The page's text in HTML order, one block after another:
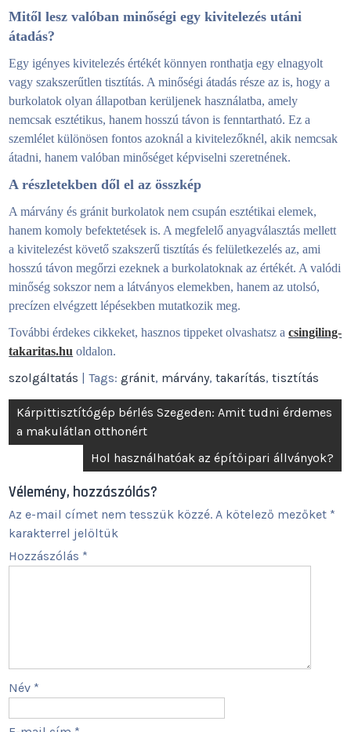
Mitől lesz valóban minőségi egy kivitelezés utáni
átadás?
Egy igényes kivitelezés értékét könnyen ronthatja egy elnagyolt
vagy szakszerűtlen tisztítás. A minőségi átadás része az is, hogy a
burkolatok olyan állapotban kerüljenek használatba, amely
nemcsak esztétikus, hanem hosszú távon is fenntartható. Ez a
szemlélet különösen fontos azoknál a kivitelezőknél, akik nemcsak
átadni, hanem valóban minőséget képviselni szeretnének.
A részletekben dől el az összkép
A márvány és gránit burkolatok nem csupán esztétikai elemek,
hanem komoly befektetések is. A megfelelő anyagválasztás mellett
a kivitelezést követő szakszerű tisztítás és felületkezelés az, ami
hosszú távon megőrzi ezeknek a burkolatoknak az értékét. A valódi
minőség sokszor nem a látványos elemekben, hanem az utolsó,
precízen elvégzett lépésekben mutatkozik meg.
További érdekes cikkeket, hasznos tippeket olvashatsz acsingiling-
takaritas.hu oldalon.
szolgáltatás | Tags:gránit, márvány,takarítás,tisztítás
Bejegyzés
navigáció
Kárpittisztítógép bérlés Szegeden: Amit tudni érdemes
a makulátlan otthonért
Hol használhatóak az építőipari állványok?
Vélemény, hozzászólás?
Az e-mail címet nem tesszük közzé. A kötelező mezőket *
karakterrel jelöltük
Hozzászólás *
Név *